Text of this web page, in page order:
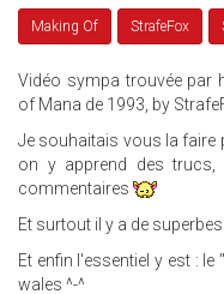
Making Of StrafeFox
Vidéo sympa trouvée par
of Mana de 1993, by
Je souhaitais vous la faire
on y apprend des
commentaires
Et surtout il y a de
Et enfin l'essentiel y est :
wales ^-^